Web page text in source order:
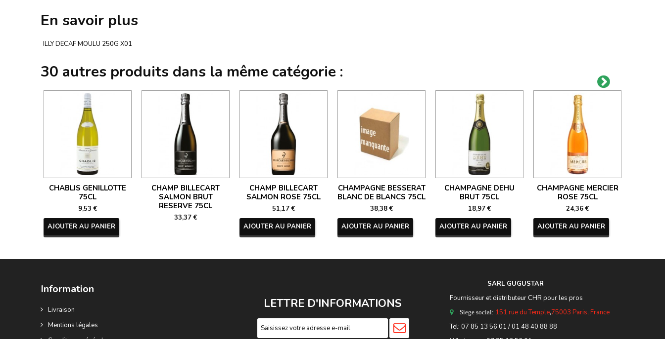
En savoir plus
ILLY DECAF MOULU 250G X01
30 autres produits dans la même catégorie :
CHABLIS GENILLOTTE
75CL
9,53 €
AJOUTER AU PANIER
CHAMP BILLECART
SALMON BRUT
RESERVE 75CL
33,37 €
CHAMP BILLECART
SALMON ROSE 75CL
51,17 €
AJOUTER AU PANIER
CHAMPAGNE BESSERAT
BLANC DE BLANCS 75CL
38,38 €
AJOUTER AU PANIER
CHAMPAGNE DEHU
BRUT 75CL
18,97 €
AJOUTER AU PANIER
CHAMPAGNE MERCIER
ROSE 75CL
24,36 €
AJOUTER AU PANIER
Information
Livraison
Mentions légales
LETTRE D'INFORMATIONS
SARL GUGUSTAR
Fournisseur et distributeur CHR pour les pros
Siege social: 151 rue du Temple,75003 Paris, France
Tel: 07 85 13 56 01 / 01 48 40 88 88